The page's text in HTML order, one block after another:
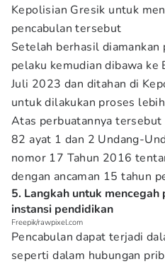
Kepolisian Gresik untuk
pencabulan tersebut
Setelah berhasil
pelaku kemudian dibawa ke
Juli 2023 dan ditahan di
untuk dilakukan proses
Atas perbuatannya tersebut
82 ayat 1 dan 2 Undang-
nomor 17 Tahun 2016
dengan ancaman 15 tahun
5. Langkah untuk
instansi pendidikan
Freepik/rawpixel.com
Pencabulan dapat terjadi
seperti dalam hubungan